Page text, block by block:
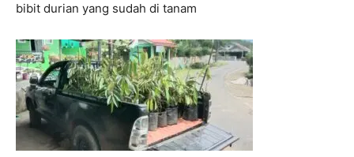
bibit durian yang sudah di tanam